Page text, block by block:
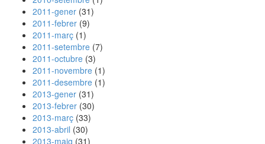
2011-gener (31)
2011-febrer (9)
2011-març (1)
2011-setembre (7)
2011-octubre (3)
2011-novembre (1)
2011-desembre (1)
2013-gener (31)
2013-febrer (30)
2013-març (33)
2013-abril (30)
2013-maig (31)